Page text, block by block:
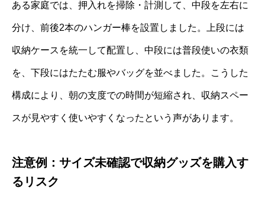
ある家庭では、押入れを掃除・計測して、中段を左右に
分け、前後2本のハンガー棒を設置しました。上段には
収納ケースを統一して配置し、中段には普段使いの衣類
を、下段にはたたむ服やバッグを並べました。こうした
構成により、朝の支度での時間が短縮され、収納スペー
スが見やすく使いやすくなったという声があります。
注意例：サイズ未確認で収納グッズを購入す
るリスク